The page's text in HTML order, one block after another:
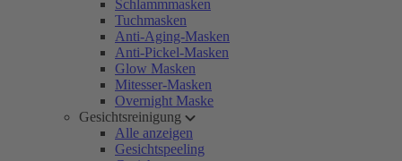
Schlammmasken
Tuchmasken
Anti-Aging-Masken
Anti-Pickel-Masken
Glow Masken
Mitesser-Masken
Overnight Maske
Gesichtsreinigung
Alle anzeigen
Gesichtspeeling